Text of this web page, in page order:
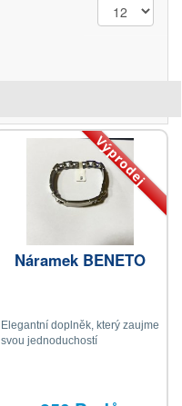
Výprodej
Náramek BENETO
Elegantní doplněk, který zaujme
svou jednoduchostí